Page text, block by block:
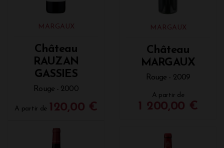
MARGAUX
Château
RAUZAN
GASSIES
Rouge - 2000
A partir de 120,00 €
MARGAUX
Château
MARGAUX
Rouge - 2009
A partir de
1 200,00 €